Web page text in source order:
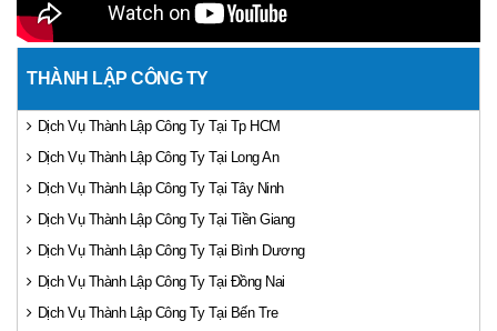
THÀNH LẬP CÔNG TY
Dịch Vụ Thành Lập Công Ty Tại Tp HCM
Dịch Vụ Thành Lập Công Ty Tại Long An
Dịch Vụ Thành Lập Công Ty Tại Tây Ninh
Dịch Vụ Thành Lập Công Ty Tại Tiền Giang
Dịch Vụ Thành Lập Công Ty Tại Bình Dương
Dịch Vụ Thành Lập Công Ty Tại Đồng Nai
Dịch Vụ Thành Lập Công Ty Tại Bến Tre